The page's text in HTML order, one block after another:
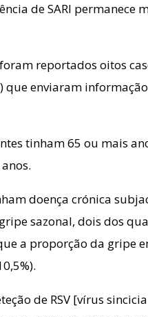
de SARI permanece
reportados oitos
que enviaram
tinham 65 ou mais
doença crónica
sazonal, dois dos
a proporção da gripe
de RSV [vírus